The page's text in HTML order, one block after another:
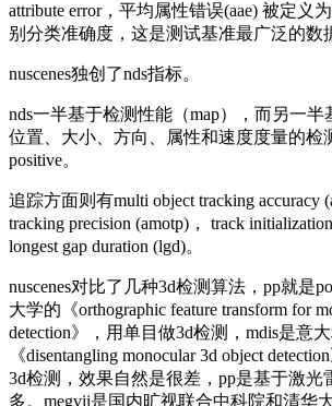
attribute error，平均属性错误(aae) 被定义
别分类准确度，这是测试基准最广泛的数
nuscenes独创了nds指标。
nds一半基于检测性能（map），而另一
位置、大小、方向、属性和速度度量的检
positive。
追踪方面则有multi object tracking accuracy
tracking precision (amotp)， track
longest gap duration (lgd)。
nuscenes对比了几种3d检测算法，pp就是
大学的《orthographic feature transform for
detection》，用单目做3d检测，mdis是意
《disentangling monocular 3d object
3d检测，效果自然是很差，pp是基于激光
多。megvii是国内旷视联合中科院和清华